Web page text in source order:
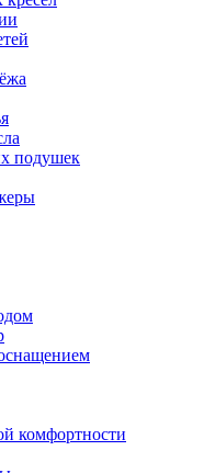
подушек
комфортности